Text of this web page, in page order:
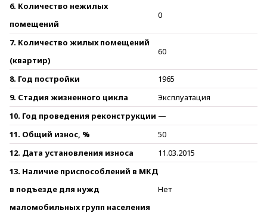
6. Количество нежилых
помещений
0
7. Количество жилых помещений
(квартир)
60
8. Год постройки
1965
9. Стадия жизненного цикла
Эксплуатация
10. Год проведения реконструкции —
11. Общий износ, %
50
12. Дата установления износа
11.03.2015
13. Наличие приспособлений в МКД
в подъезде для нужд
маломобильных групп населения
Нет